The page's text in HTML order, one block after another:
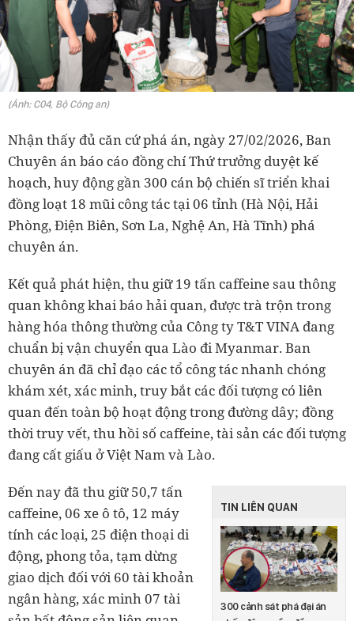
(Ảnh: C04, Bộ Công an)
Nhận thấy đủ căn cứ phá án, ngày 27/02/2026, Ban
Chuyên án báo cáo đồng chí Thứ trưởng duyệt kế
hoạch, huy động gần 300 cán bộ chiến sĩ triển khai
đồng loạt 18 mũi công tác tại 06 tỉnh (Hà Nội, Hải
Phòng, Điện Biên, Sơn La, Nghệ An, Hà Tĩnh) phá
chuyên án.
Kết quả phát hiện, thu giữ 19 tấn caffeine sau thông
quan không khai báo hải quan, được trà trộn trong
hàng hóa thông thường của Công ty T&T VINA đang
chuẩn bị vận chuyển qua Lào đi Myanmar. Ban
chuyên án đã chỉ đạo các tổ công tác nhanh chóng
khám xét, xác minh, truy bắt các đối tượng có liên
quan đến toàn bộ hoạt động trong đường dây; đồng
thời truy vết, thu hồi số caffeine, tài sản các đối tượng
đang cất giấu ở Việt Nam và Lào.
TIN LIÊN QUAN
300 cảnh sát phá đại án
Đến nay đã thu giữ 50,7 tấn
caffeine, 06 xe ô tô, 12 máy
tính các loại, 25 điện thoại di
động, phong tỏa, tạm dừng
giao dịch đối với 60 tài khoản
ngân hàng, xác minh 07 tài